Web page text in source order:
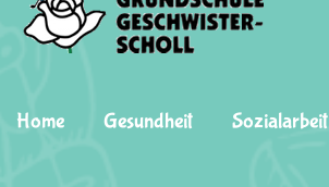
Home Gesundheit Sozialarbeit